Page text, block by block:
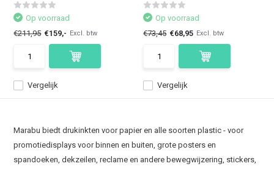
Vergelijk
Op voorraad
€211,95 €159,- Excl. btw
Vergelijk
Op voorraad
€73,45 €68,95 Excl. btw
Marabu biedt drukinkten voor papier en alle soorten plastic - voor
promotiedisplays voor binnen en buiten, grote posters en
spandoeken, dekzeilen, reclame en andere bewegwijzering, stickers,